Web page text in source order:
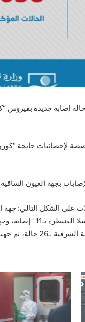
لإحصائيات جائحة
بجهة العيون الساقية